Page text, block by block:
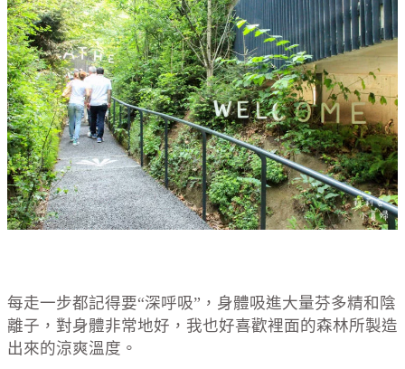
每走一步都記得要“深呼吸” ，身體吸進大量芬多精和陰
離子，對身體非常地好，我也好喜歡裡面的森林所製造
出來的涼爽溫度。